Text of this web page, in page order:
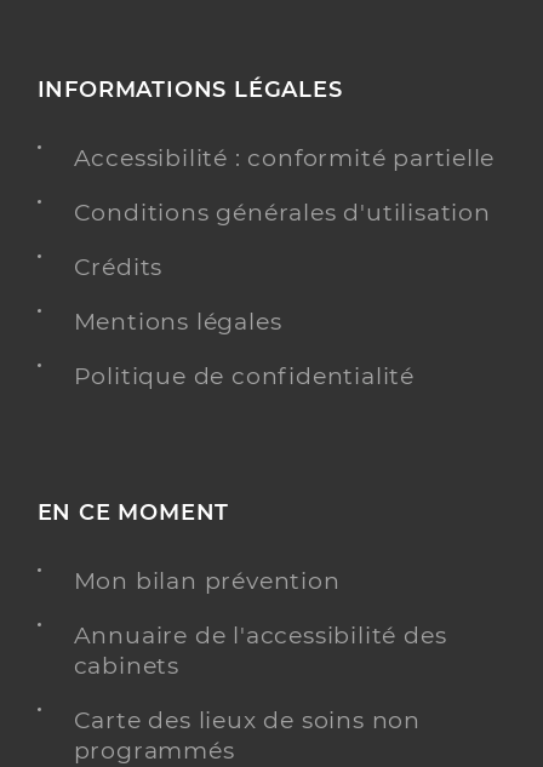
INFORMATIONS LÉGALES
Accessibilité : conformité partielle
Conditions générales d'utilisation
Crédits
Mentions légales
Politique de confidentialité
EN CE MOMENT
Mon bilan prévention
Annuaire de l'accessibilité des
cabinets
Carte des lieux de soins non
programmés